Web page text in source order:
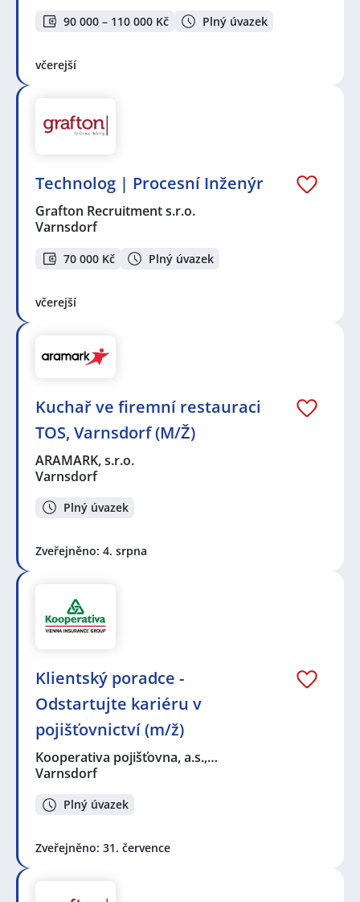
90 000 – 110 000 Kč Plný úvazek
včerejší
Technolog | Procesní Inženýr
Grafton Recruitment s.r.o.
Varnsdorf
70 000 Kč Plný úvazek
včerejší
Kuchař ve firemní restauraci
TOS, Varnsdorf (M/Ž)
ARAMARK, s.r.o.
Varnsdorf
Plný úvazek
Zveřejněno: 4. srpna
Klientský poradce -
Odstartujte kariéru v
pojišťovnictví (m/ž)
Kooperativa pojišťovna, a.s.,…
Varnsdorf
Plný úvazek
Zveřejněno: 31. července